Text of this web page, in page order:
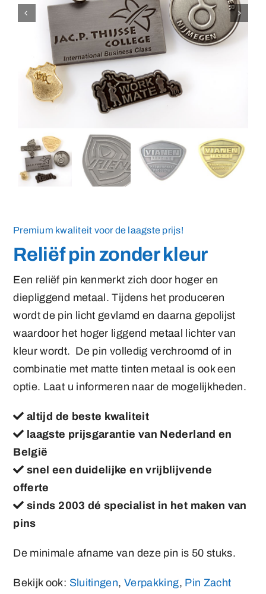
Medailles
Magneten
Contact
Premium kwaliteit voor de laagste prijs!
Reliëf pin zonder kleur
Een reliëf pin kenmerkt zich door hoger en
diepliggend metaal. Tijdens het produceren
wordt de pin licht gevlamd en daarna gepolijst
waardoor het hoger liggend metaal lichter van
kleur wordt. De pin volledig verchroomd of in
combinatie met matte tinten metaal is ook een
optie. Laat u informeren naar de mogelijkheden.
altijd de beste kwaliteit
laagste prijsgarantie van Nederland en
België
snel een duidelijke en vrijblijvende
offerte
sinds 2003 dé specialist in het maken van
pins
De minimale afname van deze pin is 50 stuks.
Bekijk ook: Sluitingen, Verpakking, Pin Zacht